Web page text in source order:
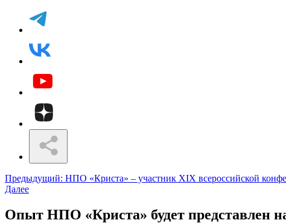
Предыдущий: НПО «Криста» – участник XIX всероссийской
Далее
Опыт НПО «Криста» будет